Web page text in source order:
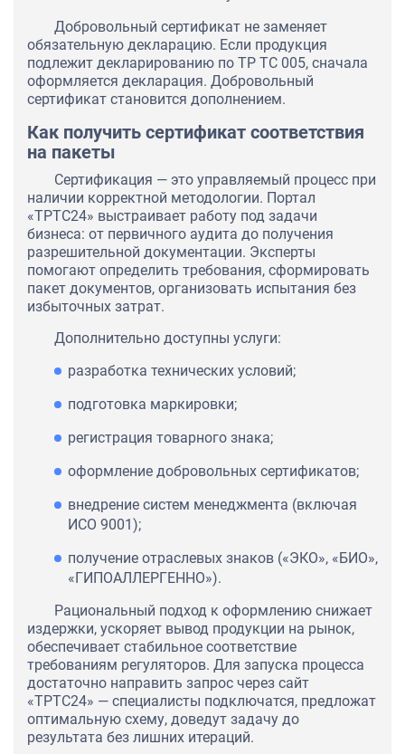
Добровольный сертификат не заменяет
обязательную декларацию. Если продукция
подлежит декларированию по ТР ТС 005, сначала
оформляется декларация. Добровольный
сертификат становится дополнением.
Как получить сертификат соответствия
на пакеты
Сертификация — это управляемый процесс при
наличии корректной методологии. Портал
«ТРТС24» выстраивает работу под задачи
бизнеса: от первичного аудита до получения
разрешительной документации. Эксперты
помогают определить требования, сформировать
пакет документов, организовать испытания без
избыточных затрат.
Дополнительно доступны услуги:
разработка технических условий;
подготовка маркировки;
регистрация товарного знака;
оформление добровольных сертификатов;
внедрение систем менеджмента (включая
ИСО 9001);
получение отраслевых знаков («ЭКО», «БИО»,
«ГИПОАЛЛЕРГЕННО»).
Рациональный подход к оформлению снижает
издержки, ускоряет вывод продукции на рынок,
обеспечивает стабильное соответствие
требованиям регуляторов. Для запуска процесса
достаточно направить запрос через сайт
«ТРТС24» — специалисты подключатся, предложат
оптимальную схему, доведут задачу до
результата без лишних итераций.